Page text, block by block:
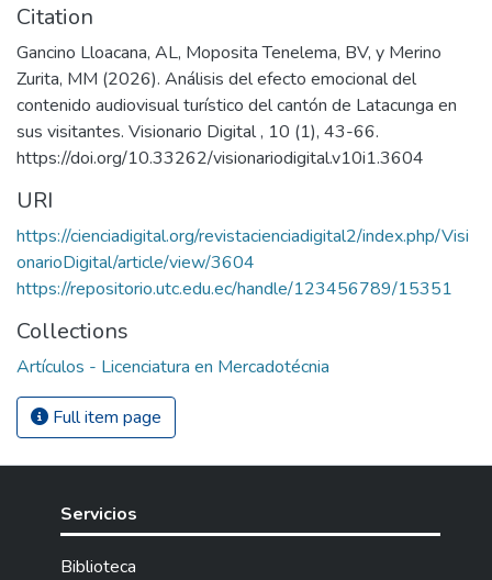
Citation
Gancino Lloacana, AL, Moposita Tenelema, BV, y Merino
Zurita, MM (2026). Análisis del efecto emocional del
contenido audiovisual turístico del cantón de Latacunga en
sus visitantes. Visionario Digital , 10 (1), 43-66.
https://doi.org/10.33262/visionariodigital.v10i1.3604
URI
https://cienciadigital.org/revistacienciadigital2/index.php/Visi
onarioDigital/article/view/3604
https://repositorio.utc.edu.ec/handle/123456789/15351
Collections
Artículos - Licenciatura en Mercadotécnia
Full item page
Servicios
Biblioteca